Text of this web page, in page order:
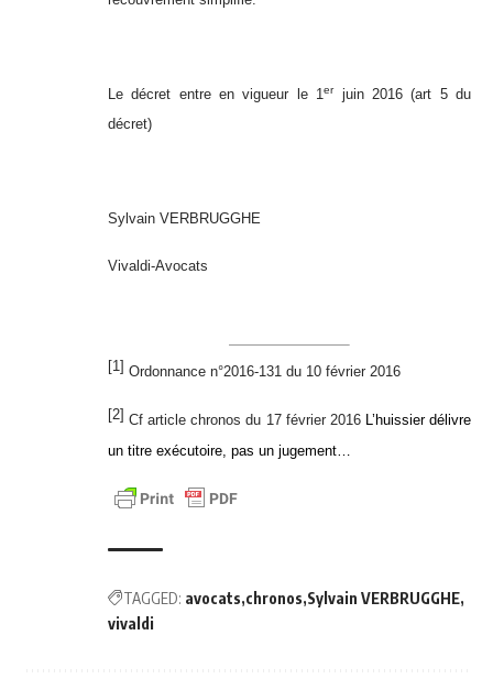
Le décret entre en vigueur le 1erjuin 2016 (art 5 du
décret)
Sylvain VERBRUGGHE
Vivaldi-Avocats
[1] Ordonnance n°2016-131 du 10 février 2016
[2] Cf article chronos du 17 février 2016L’huissier délivre
un titre exécutoire, pas un jugement…
TAGGED: avocats chronos Sylvain VERBRUGGHE
vivaldi